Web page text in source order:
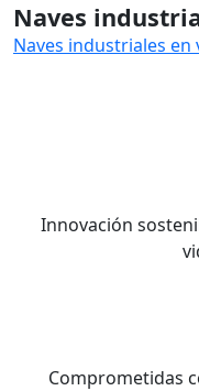
Naves
Naves industriales en
Innovación
Comprometidas